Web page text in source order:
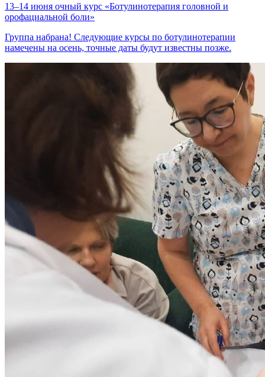
13–14 июня очный курс «Ботулинотерапия головной и
орофациальной боли»
Группа набрана! Следующие курсы по ботулинотерапии
намечены на осень, точные даты будут известны позже.